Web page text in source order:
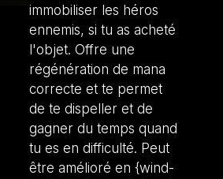
immobiliser les héros
ennemis, si tu as acheté
l'objet. Offre une
régénération de mana
correcte et te permet
de te dispeller et de
gagner du temps quand
tu es en difficulté. Peut
être amélioré en {wind-